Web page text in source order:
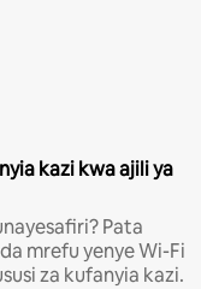
kazi kwa ajili ya
Pata
mrefu yenye Wi-Fi
za kufanyia kazi.